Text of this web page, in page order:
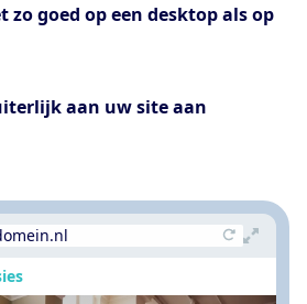
zo goed op een desktop als op
aan uw site aan